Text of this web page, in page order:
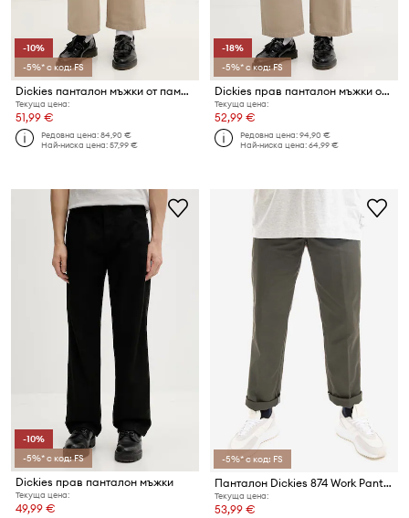
-10%
-5%* с код: FS
Dickies панталон мъжки от памук
Текуща цена:
51,99 €
Редовна цена:84,90 €
Най-ниска цена:57,99 €
-18%
-5%* с код: FS
Dickies прав панталон мъжки от памук
Текуща цена:
52,99 €
Редовна цена:94,90 €
Най-ниска цена:64,99 €
-10%
-5%* с код: FS
Dickies прав панталон мъжки
Текуща цена:
49,99 €
-5%* с код: FS
Панталон Dickies 874 Work Pant DK0A4XK6OGX
Текуща цена:
53,99 €